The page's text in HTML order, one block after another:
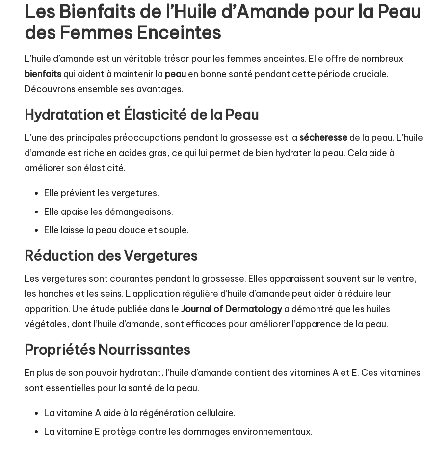
Les Bienfaits de l’Huile d’Amande pour la Peau
des Femmes Enceintes
L’huile d’amande est un véritable trésor pour les femmes enceintes. Elle offre de nombreux
bienfaits qui aident à maintenir la peau en bonne santé pendant cette période cruciale.
Découvrons ensemble ses avantages.
Hydratation et Élasticité de la Peau
L’une des principales préoccupations pendant la grossesse est la sécheresse de la peau. L’huile
d’amande est riche en acides gras, ce qui lui permet de bien hydrater la peau. Cela aide à
améliorer son élasticité.
Elle prévient les vergetures.
Elle apaise les démangeaisons.
Elle laisse la peau douce et souple.
Réduction des Vergetures
Les vergetures sont courantes pendant la grossesse. Elles apparaissent souvent sur le ventre,
les hanches et les seins. L’application régulière d’huile d’amande peut aider à réduire leur
apparition. Une étude publiée dans le Journal of Dermatology a démontré que les huiles
végétales, dont l’huile d’amande, sont efficaces pour améliorer l’apparence de la peau.
Propriétés Nourrissantes
En plus de son pouvoir hydratant, l’huile d’amande contient des vitamines A et E. Ces vitamines
sont essentielles pour la santé de la peau.
La vitamine A aide à la régénération cellulaire.
La vitamine E protège contre les dommages environnementaux.